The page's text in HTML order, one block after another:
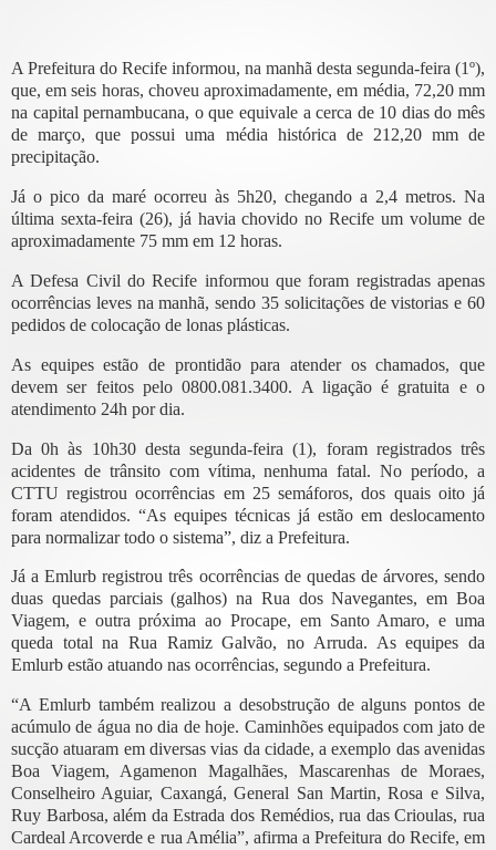
A Prefeitura do Recife informou, na manhã desta segunda-feira (1º),
que, em seis horas, choveu aproximadamente, em média, 72,20 mm
na capital pernambucana, o que equivale a cerca de 10 dias do mês
de março, que possui uma média histórica de 212,20 mm de
precipitação.
Já o pico da maré ocorreu às 5h20, chegando a 2,4 metros. Na
última sexta-feira (26), já havia chovido no Recife um volume de
aproximadamente 75 mm em 12 horas.
A Defesa Civil do Recife informou que foram registradas apenas
ocorrências leves na manhã, sendo 35 solicitações de vistorias e 60
pedidos de colocação de lonas plásticas.
As equipes estão de prontidão para atender os chamados, que
devem ser feitos pelo 0800.081.3400. A ligação é gratuita e o
atendimento 24h por dia.
Da 0h às 10h30 desta segunda-feira (1), foram registrados três
acidentes de trânsito com vítima, nenhuma fatal. No período, a
CTTU registrou ocorrências em 25 semáforos, dos quais oito já
foram atendidos. “As equipes técnicas já estão em deslocamento
para normalizar todo o sistema”, diz a Prefeitura.
Já a Emlurb registrou três ocorrências de quedas de árvores, sendo
duas quedas parciais (galhos) na Rua dos Navegantes, em Boa
Viagem, e outra próxima ao Procape, em Santo Amaro, e uma
queda total na Rua Ramiz Galvão, no Arruda. As equipes da
Emlurb estão atuando nas ocorrências, segundo a Prefeitura.
“A Emlurb também realizou a desobstrução de alguns pontos de
acúmulo de água no dia de hoje. Caminhões equipados com jato de
sucção atuaram em diversas vias da cidade, a exemplo das avenidas
Boa Viagem, Agamenon Magalhães, Mascarenhas de Moraes,
Conselheiro Aguiar, Caxangá, General San Martin, Rosa e Silva,
Ruy Barbosa, além da Estrada dos Remédios, rua das Crioulas, rua
Cardeal Arcoverde e rua Amélia”, afirma a Prefeitura do Recife, em